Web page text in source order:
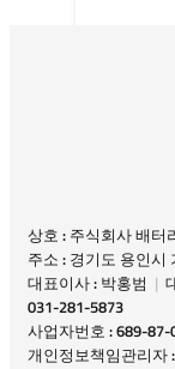
상호 : 주식회사 배터
주소 : 경기도 용인시
대표이사 : 박홍범 |
031-281-5873
사업자번호 : 689-87-
개인정보책임관리자